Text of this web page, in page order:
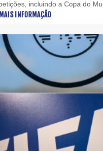
incluindo a Copa do
preocupação com as "ações
INFORMAÇÃO